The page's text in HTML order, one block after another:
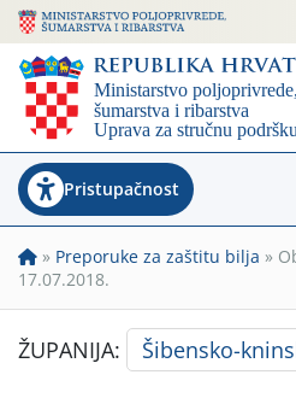
Pristupačnost
» Preporuke za zaštitu bilja »
17.07.2018.
ŽUPANIJA: Šibensko-